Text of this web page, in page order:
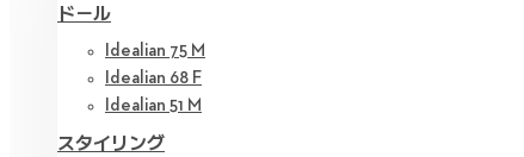
ドール
Idealian 75 M
Idealian 68 F
Idealian 51 M
スタイリング